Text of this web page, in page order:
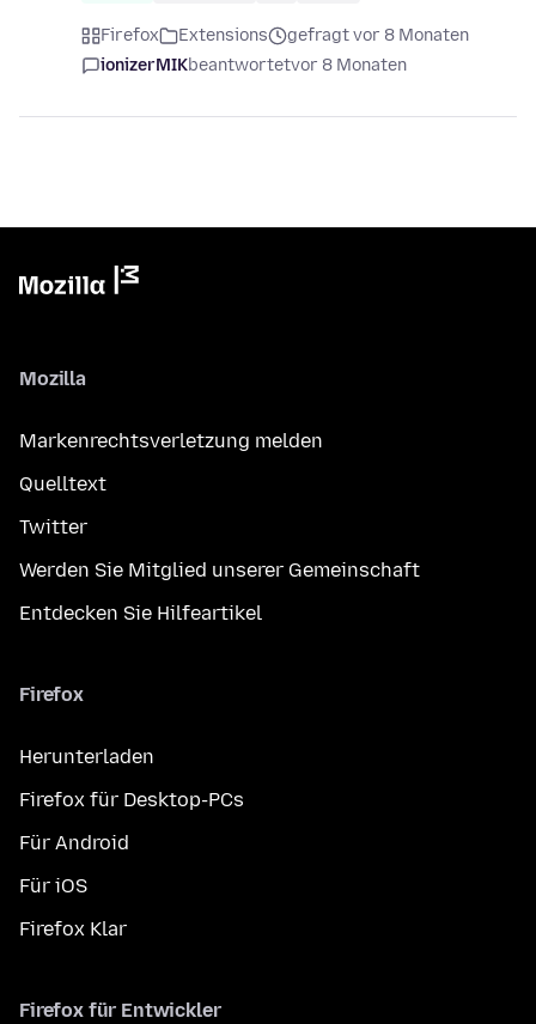
Firefox Extensions
gefragt vor 8 Monaten
ionizerMIKbeantwortetvor 8 Monaten
Mozilla
Markenrechtsverletzung melden
Quelltext
Twitter
Werden Sie Mitglied unserer Gemeinschaft
Entdecken Sie Hilfeartikel
Firefox
Herunterladen
Firefox für Desktop-PCs
Für Android
Für iOS
Firefox Klar
Firefox für Entwickler